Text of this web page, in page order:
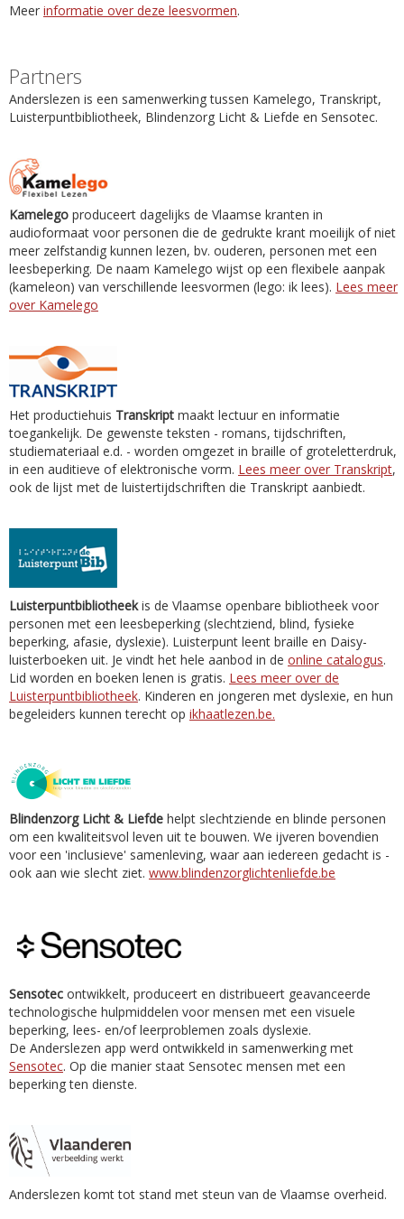
Meer informatie over deze leesvormen.
Partners
Anderslezen is een samenwerking tussen Kamelego, Transkript,
Luisterpuntbibliotheek, Blindenzorg Licht & Liefde en Sensotec.
Kamelego produceert dagelijks de Vlaamse kranten in
audioformaat voor personen die de gedrukte krant moeilijk of niet
meer zelfstandig kunnen lezen, bv. ouderen, personen met een
leesbeperking. De naam Kamelego wijst op een flexibele aanpak
(kameleon) van verschillende leesvormen (lego: ik lees). Lees meer
over Kamelego
Het productiehuis Transkript maakt lectuur en informatie
toegankelijk. De gewenste teksten - romans, tijdschriften,
studiemateriaal e.d. - worden omgezet in braille of groteletterdruk,
in een auditieve of elektronische vorm. Lees meer over Transkript,
ook de lijst met de luistertijdschriften die Transkript aanbiedt.
Luisterpuntbibliotheekis de Vlaamse openbare bibliotheek voor
personen met een leesbeperking (slechtziend, blind, fysieke
beperking, afasie, dyslexie). Luisterpunt leent braille en Daisy-
luisterboeken uit. Je vindt het hele aanbod in de online catalogus.
Lid worden en boeken lenen is gratis. Lees meer over de
Luisterpuntbibliotheek. Kinderen en jongeren met dyslexie, en hun
begeleiders kunnen terecht op ikhaatlezen.be.
Blindenzorg Licht & Liefde helpt slechtziende en blinde personen
om een kwaliteitsvol leven uit te bouwen. We ijveren bovendien
voor een 'inclusieve' samenleving, waar aan iedereen gedacht is -
ook aan wie slecht ziet. www.blindenzorglichtenliefde.be
Sensotec ontwikkelt, produceert en distribueert geavanceerde
technologische hulpmiddelen voor mensen met een visuele
beperking, lees- en/of leerproblemen zoals dyslexie.
De Anderslezen app werd ontwikkeld in samenwerking met
Sensotec. Op die manier staat Sensotec mensen met een
beperking ten dienste.
Anderslezen komt tot stand met steun van de Vlaamse overheid.